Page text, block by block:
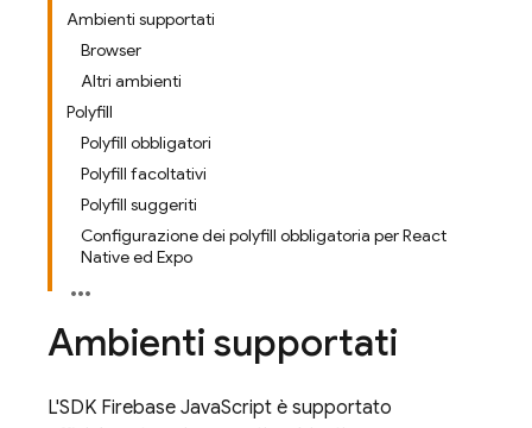
Ambienti supportati
Browser
Altri ambienti
Polyfill
Polyfill obbligatori
Polyfill facoltativi
Polyfill suggeriti
Configurazione dei polyfill obbligatoria per React
Native ed Expo
Ambienti supportati
L'SDK Firebase JavaScript è supportato